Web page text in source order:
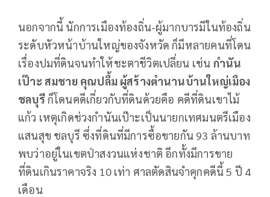
นอกจากนี้ นักการเมืองท้องถิ่น-ผู้มากบารมีในท้องถิ่น
ระดับหัวหน้าบ้านใหญ่ของจังหวัด ก็มีหลายคนที่โดน
เรื่องปมที่ดินจนทำให้ชะตาชีวิตเปลี่ยน เช่น กำนัน
เป๊าะ สมชาย คุณปลื้ม ผู้สร้างตำนานบ้านใหญ่เมือง
ชลบุรีก็โดนคดีเกี่ยวกับที่ดินด้วยคือ คดีที่ดินเขาไม้
แก้ว เหตุเกิดช่วงกำนันเป๊าะเป็นนายกเทศมนตรีเมือง
แสนสุข ชลบุรี ซึ่งที่ดินที่มีการซื้อขายกัน 93 ล้านบาท
พบว่าอยู่ในเขตป่าสงวนแห่งชาติ อีกทั้งมีการขาย
ที่ดินเกินราคาจริง 10 เท่า ศาลตัดสินจำคุกคดีนี้ 5 ปี 4
เดือน